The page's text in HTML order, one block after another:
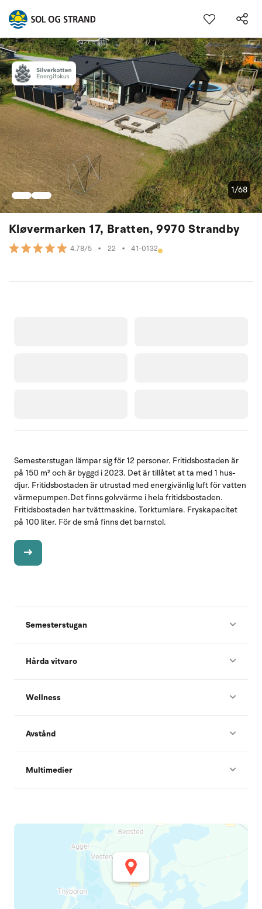
Kløvermarken 17, Bratten, 9970 Strandby
4.78/5 • 22 • 41-0132
1/68
Semesterstugan lämpar sig för 12 personer. Fritidsbostaden är
på 150 m² och är byggd i 2023. Det är tillåtet at ta med 1 hus-
djur. Fritidsbostaden är utrustad med energivänlig luft för vatten
värmepumpen.Det finns golvvärme i hela fritidsbostaden.
Fritidsbostaden har tvättmaskine. Torktumlare. Fryskapacitet
på 100 liter. För de små finns det barnstol.
Semesterstugan
Hårda vitvaro
Wellness
Avstånd
Multimedier